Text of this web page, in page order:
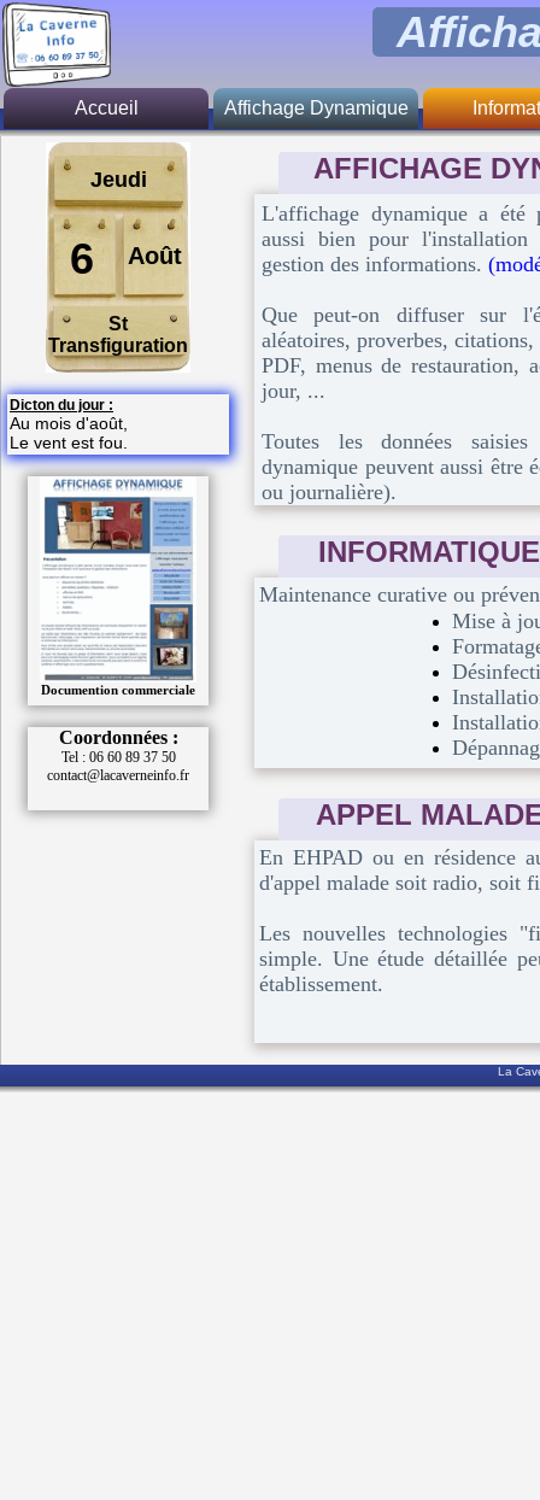
Accueil Affichage Dynamique
Fonction principale
Activité
A savoir
Tarif
Jeudi
6 Août
St
Transfiguration
Dicton du jour :
Au mois d'août,
Le vent est fou.
Documention commerciale
Coordonnées :
Tel : 06 60 89 37 50
contact@lacaverneinfo.fr
AFFICHAGE
L'affichage dynamique a
aussi bien pour
gestion des informations.
Que peut-on diffuser sur
aléatoires, proverbes,
PDF, menus de restauration,
jour, ...
Toutes les données
dynamique peuvent aussi être
ou journalière).
INFORMATIQUE
Maintenance curative ou
Mise à
APPEL
En EHPAD ou en résidence
d'appel malade soit radio, soit
Les nouvelles technologies
simple. Une étude détaillée
établissement.
La